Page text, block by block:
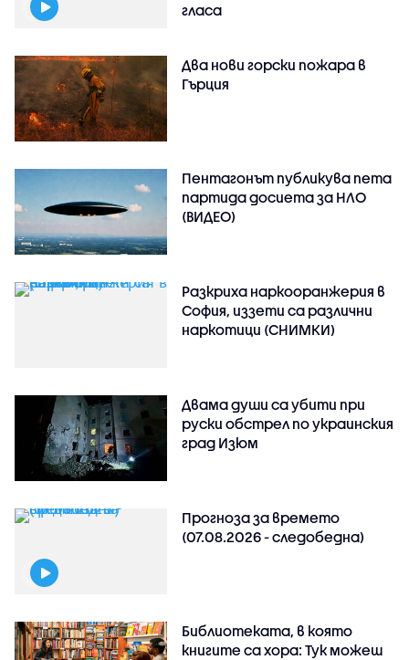
гласа
Два нови горски пожара в
Гърция
Пентагонът публикува пета
партида досиета за НЛО
(ВИДЕО)
Разкриха наркооранжерия в
София, иззети са различни
наркотици (СНИМКИ)
Двама души са убити при
руски обстрeл по украинския
град Изюм
Прогноза за времето
(07.08.2026 - следобедна)
Библиотеката, в която
книгите са хора: Тук можеш